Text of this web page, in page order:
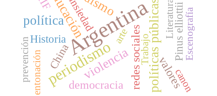
Argentina
periodismo
educación políticas públicas
política
violenciaredes sociales valores
democracia
China
ansiedad
Historia Pinus elliottii
entonación
Literatura
canon
Escenografía
Trabajo
prevención
arte